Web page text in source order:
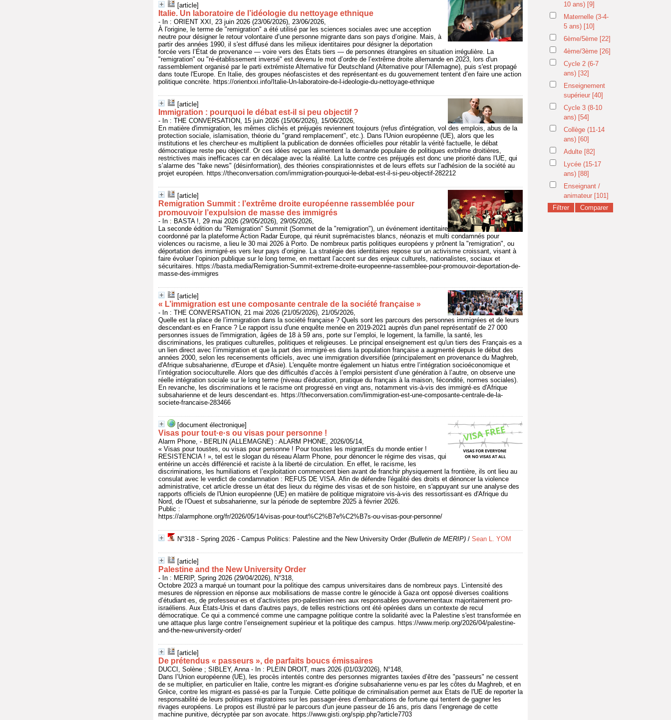
[article]
Italie. Un laboratoire de l’idéologie du nettoyage ethnique
- In : ORIENT XXI, 23 juin 2026 (23/06/2026), 23/06/2026,
À l'origine, le terme de "remigration" a été utilisé par les sciences sociales avec une acception
neutre pour désigner le retour volontaire d’une personne migrante dans son pays d’origine. Mais, à
partir des années 1990, il s'est diffusé dans les milieux identitaires pour désigner la déportation
forcée vers l’État de provenance — voire vers des États tiers — de personnes étrangères en situation irrégulière. La
"remigration" ou "ré-établissement inversé" est devenu le mot d’ordre de l’extrême droite allemande en 2023, lors d'un
rassemblement organisé par le parti extrémiste Alternative für Deutschland (Alternative pour l'Allemagne), puis s'est propagé
dans toute l'Europe. En Italie, des groupes néofascistes et des représentant·es du gouvernement tentent d’en faire une action
politique concrète. https://orientxxi.info/Italie-Un-laboratoire-de-l-ideologie-du-nettoyage-ethnique
[article]
Immigration : pourquoi le débat est‑il si peu objectif ?
- In : THE CONVERSATION, 15 juin 2026 (15/06/2026), 15/06/2026,
En matière d'immigration, les mêmes clichés et préjugés reviennent toujours (refus d'intégration, vol des emplois, abus de la
protection sociale, islamisation, théorie du "grand remplacement", etc.). Dans l'Union européenne (UE), alors que les
institutions et les chercheur·es multiplient la publication de données officielles pour rétablir la vérité factuelle, le débat
démocratique reste peu objectif. Or ces idées reçues alimentent la demande populaire de politiques extrême droitières,
restrictives mais inefficaces car en décalage avec la réalité. La lutte contre ces préjugés est donc une priorité dans l'UE, qui
s’alarme des "fake news" (désinformation), des théories conspirationnistes et de leurs effets sur l’adhésion de la société au
projet européen. https://theconversation.com/immigration-pourquoi-le-debat-est-il-si-peu-objectif-282212
[article]
Remigration Summit : l’extrême droite européenne rassemblée pour
promouvoir l’expulsion de masse des immigrés
- In : BASTA !, 29 mai 2026 (29/05/2026), 29/05/2026,
La seconde édition du "Remigration" Summit (Sommet de la "remigration"), un événement identitaire
coordonné par la plateforme Action Radar Europe, qui réunit suprémacistes blancs, néonazis et multi condamnés pour
violences ou racisme, a lieu le 30 mai 2026 à Porto. De nombreux partis politiques européens y prônent la "remigration", ou
déportation des immigré·es vers leur pays d’origine. La stratégie des identitaires repose sur un activisme croissant, visant à
faire évoluer l’opinion publique sur le long terme, en mettant l’accent sur des enjeux culturels, nationalistes, sociaux et
sécuritaires. https://basta.media/Remigration-Summit-extreme-droite-europeenne-rassemblee-pour-promouvoir-deportation-de-
masse-des-immigres
[article]
« L’immigration est une composante centrale de la société française »
- In : THE CONVERSATION, 21 mai 2026 (21/05/2026), 21/05/2026,
Quelle est la place de l’immigration dans la société française ? Quels sont les parcours des personnes immigrées et de leurs
descendant·es en France ? Le rapport issu d'une enquête menée en 2019-2021 auprès d'un panel représentatif de 27 000
personnes issues de l'immigration, âgées de 18 à 59 ans, porte sur l’emploi, le logement, la famille, la santé, les
discriminations, les pratiques culturelles, politiques et religieuses. Le principal enseignement est qu'un tiers des Français·es a
un lien direct avec l’immigration et que la part des immigré·es dans la population française a augmenté depuis le début des
années 2000, selon les recensements officiels, avec une immigration diversifiée (principalement en provenance du Maghreb,
d'Afrique subsaharienne, d'Europe et d'Asie). L'enquête montre également un hiatus entre l’intégration socioéconomique et
l’intégration socioculturelle. Alors que des difficultés d’accès à l’emploi persistent d’une génération à l’autre, on observe une
réelle intégration sociale sur le long terme (niveau d'éducation, pratique du français à la maison, fécondité, normes sociales).
En revanche, les discriminations et le racisme ont progressé en vingt ans, notamment vis-à-vis des immigré·es d'Afrique
subsaharienne et de leurs descendant·es. https://theconversation.com/limmigration-est-une-composante-centrale-de-la-
societe-francaise-283466
[document électronique]
Visas pour tout·e·s ou visas pour personne !
Alarm Phone, - BERLIN (ALLEMAGNE) : ALARM PHONE, 2026/05/14,
« Visas pour toustes, ou visas pour personne ! Pour toustes les migrantEs du monde entier !
RESISTENCIA ! », tel est le slogan du réseau Alarm Phone, pour dénoncer le régime des visas, qui
entérine un accès différencié et raciste à la liberté de circulation. En effet, le racisme, les
discriminations, les humiliations et l’exploitation commencent bien avant de franchir physiquement la frontière, ils ont lieu au
consulat avec le verdict de condamnation : REFUS DE VISA. Afin de défendre l'égalité des droits et dénoncer la violence
administrative, cet article dresse un état des lieux du régime des visas et de son histoire, en s'appuyant sur une analyse des
rapports officiels de l'Union européenne (UE) en matière de politique migratoire vis-à-vis des ressortissant·es d'Afrique du
Nord, de l'Ouest et subsaharienne, sur la période de septembre 2025 à février 2026.
Public :
https://alarmphone.org/fr/2026/05/14/visas-pour-tout%C2%B7e%C2%B7s-ou-visas-pour-personne/
N°318 - Spring 2026 - Campus Politics: Palestine and the New University Order(Bulletin de MERIP) / Sean L. YOM
[article]
Palestine and the New University Order
- In : MERIP, Spring 2026 (29/04/2026), N°318,
Octobre 2023 a marqué un tournant pour la politique des campus universitaires dans de nombreux pays. L’intensité des
mesures de répression en réponse aux mobilisations de masse contre le génocide à Gaza ont opposé diverses coalitions
d’étudiant·es, de professeur·es et d’activistes pro-palestinien·nes aux responsables gouvernementaux majoritairement pro-
israéliens. Aux États-Unis et dans d'autres pays, de telles restrictions ont été opérées dans un contexte de recul
démocratique. Ce qui a commencé comme une campagne politique contre la solidarité avec la Palestine s'est transformée en
une attaque plus large contre l’enseignement supérieur et la politique des campus. https://www.merip.org/2026/04/palestine-
and-the-new-university-order/
[article]
De prétendus « passeurs », de parfaits boucs émissaires
DUCCI, Solène ; SIBLEY, Anna - In : PLEIN DROIT, mars 2026 (01/03/2026), N°148,
Dans l’Union européenne (UE), les procès intentés contre des personnes migrantes taxées d’être des "passeurs" ne cessent
de se multiplier, en particulier en Italie, contre les migrant·es d'origine subsaharienne venu·es par les côtes du Maghreb, et en
Grèce, contre les migrant·es passé·es par la Turquie. Cette politique de criminalisation permet aux États de l'UE de reporter la
responsabilité de leurs politiques migratoires sur les passager·ères d’embarcations de fortune qui tentent de gagner les
rivages européens. Le propos est illustré par le parcours d'un jeune passeur de 16 ans, pris dans l’engrenage de cette
machine punitive, décryptée par son avocate. https://www.gisti.org/spip.php?article7703
10 ans) [9]
Maternelle (3-4-
5 ans) [10]
6ème/5ème [22]
4ème/3ème [26]
Cycle 2 (6-7
ans) [32]
Enseignement
supérieur [40]
Cycle 3 (8-10
ans) [54]
Collège (11-14
ans) [60]
Adulte [82]
Lycée (15-17
ans) [88]
Enseignant /
animateur [101]